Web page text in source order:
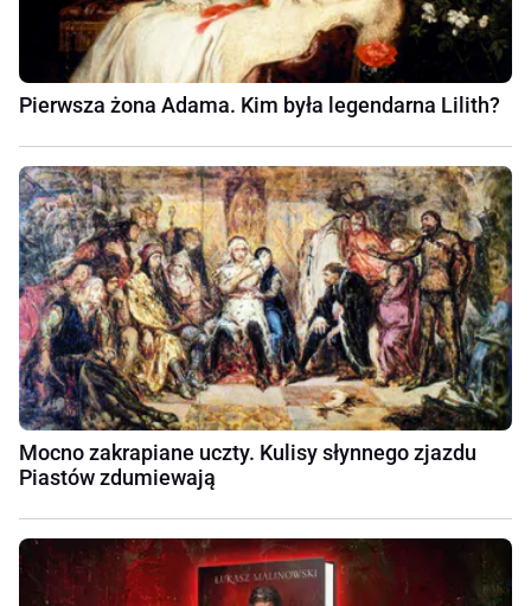
Pierwsza żona Adama. Kim była legendarna Lilith?
Mocno zakrapiane uczty. Kulisy słynnego zjazdu
Piastów zdumiewają